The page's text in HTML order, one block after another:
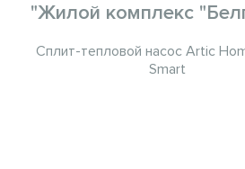
"Жилой комплекс
Сплит-тепловой насос Artic
Smart